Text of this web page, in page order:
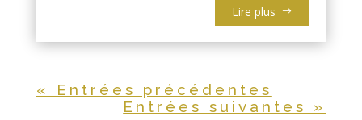
Lire plus
« Entrées précédentes
Entrées suivantes »